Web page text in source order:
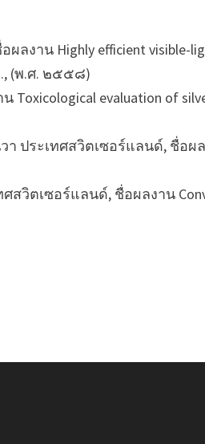
ผลงาน Highly efficient visible-
(พ.ศ. ๒๕๕๘)
evaluation of
วา ประเทศสวิตเซอร์แลนด์, ชื่อผ
ศสวิตเซอร์แลนด์, ชื่อผลงาน